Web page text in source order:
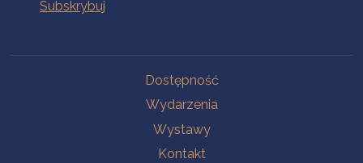
Dostępność
Wydarzenia
Wystawy
Kontakt